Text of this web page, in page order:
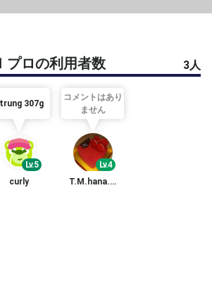
プロの利用者数 3人
307g
Lv.5
curly
コメントはあり
ません
Lv.4
T.M.hana.karin